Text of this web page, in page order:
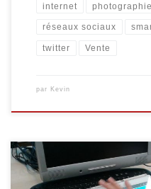
internet
réseaux sociaux
twitter Vente
par Kevin